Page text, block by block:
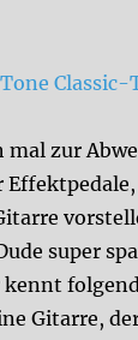
Classic-
mal zur
super
Gitarre,